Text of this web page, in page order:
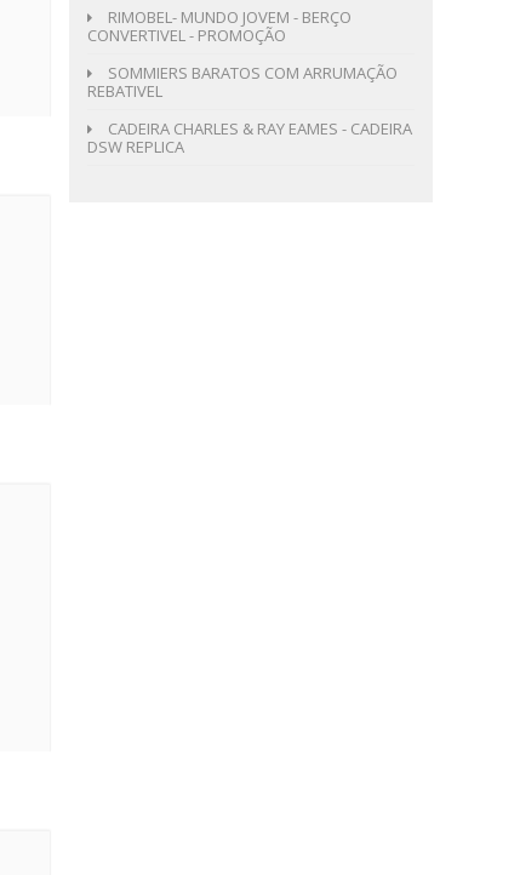
RIMOBEL- MUNDO JOVEM - BERÇO
CONVERTIVEL - PROMOÇÃO
SOMMIERS BARATOS COM ARRUMAÇÃO
REBATIVEL
CADEIRA CHARLES & RAY EAMES - CADEIRA
DSW REPLICA